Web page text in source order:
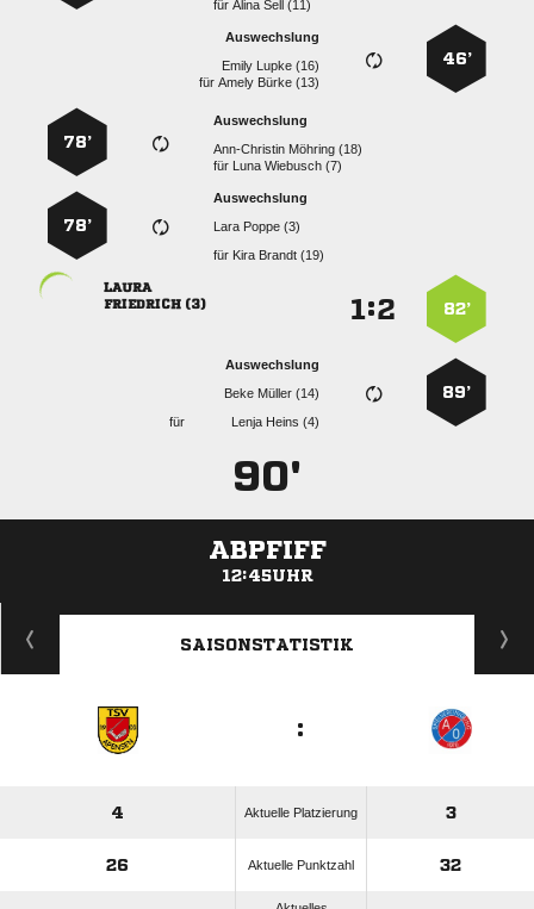
für  
46’
Auswechslung
  
für  
Auswechslung
  
für   
78’
Auswechslung
  
für   
78’
82’
:

 
89’
Auswechslung
  
für
  
90'
ABPFIFF
12:45UHR
ANZEIGE
SAISONSTATISTIK
:
4 Aktuelle Platzierung 3
26 Aktuelle Punktzahl 32